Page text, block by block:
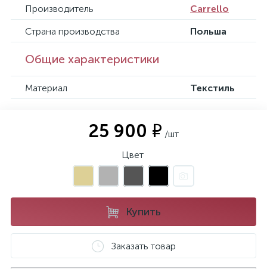
Производитель
Carrello
Страна производства
Польша
Общие характеристики
Материал Текстиль
25 900 ₽ /шт
Цвет
Купить
Заказать товар